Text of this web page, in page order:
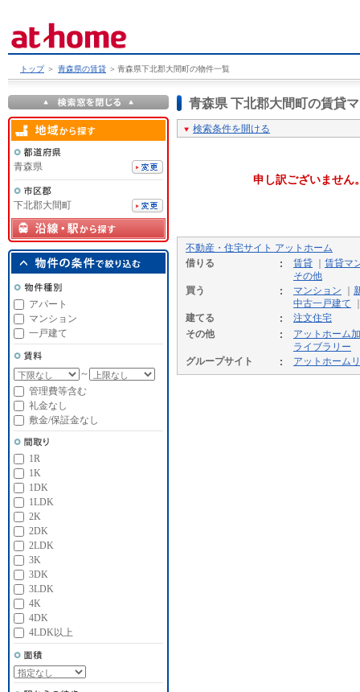
トップ ＞ 青森県の賃貸 ＞ 青森県下北郡大間町の物件一覧
青森県 下北郡大間町の賃貸
検索条件を開ける
申し訳ございません
不動産・住宅サイト アットホーム
借りる
賃貸
賃貸マ
その他
買う
マンション
中古一戸建て
建てる
注文住宅
その他
アットホーム
ライブラリー
グループサイト
アットホーム
青森県
下北郡大間町
アパート
マンション
一戸建て
～
管理費等含む
礼金なし
敷金/保証金なし
1R
1K
1DK
1LDK
2K
2DK
2LDK
3K
3DK
3LDK
4K
4DK
4LDK以上